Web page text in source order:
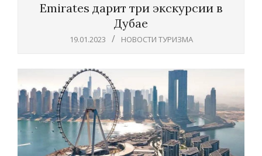
Emirates дарит три экскурсии в
Дубае
19.01.2023 НОВОСТИ ТУРИЗМА